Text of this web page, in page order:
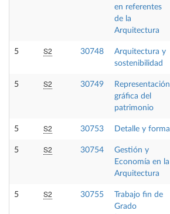
en referentes
de la
Arquitectura
5 S2 30748
Arquitectura y
sostenibilidad
5 S2 30749
Representación
gráfica del
patrimonio
5 S2 30753 Detalle y forma
5 S2 30754
Gestión y
Economía en la
Arquitectura
5 S2 30755
Trabajo fin de
Grado